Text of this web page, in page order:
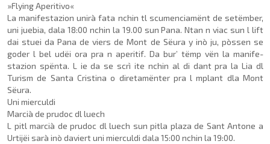
»Flying Aperitivo«
La manifestazion unirà fata nchin tl scumenciamënt de setëmber,
uni juebia, dala 18:00 nchin la 19.00 sun Pana. Ntan n viac sun l lift
dai stuei da Pana de viers de Mont de Sëura y inò ju, pòssen se
goder l bel udëi ora pra n aperitif. Da bur’ tëmp vën la manife­
stazion spënta. L ie da se scrì ite nchin al di dant pra la Lia dl
Turism de Santa Cristina o diretamënter pra l mplant dla Mont
Sëura.
Uni mierculdi
Marcià de prudoc dl luech
L pitl marcià de prudoc dl luech sun pitla plaza de Sant Antone a
Urtijëi sarà inò daviert uni mierculdi dala 15:00 nchin la 19:00.